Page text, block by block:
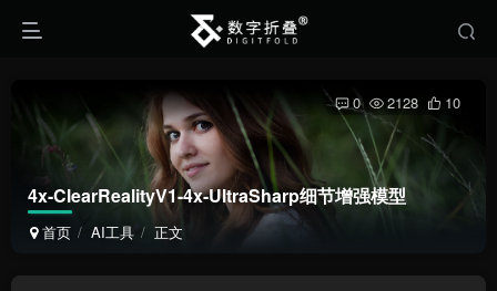
4x-ClearRealityV1-4x-UltraSharp细节增强模型
首页 AI工具 正文
0 2128 10